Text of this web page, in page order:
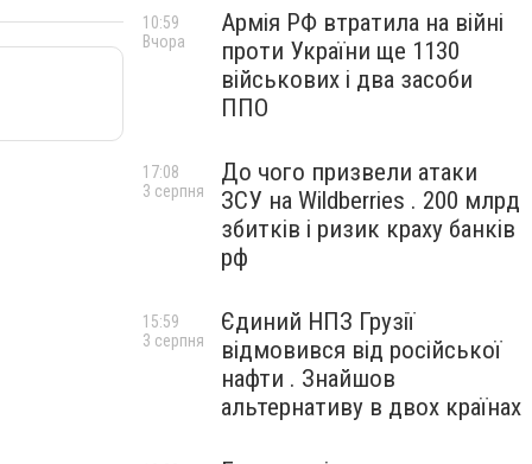
Армія РФ втратила на війні
проти України ще 1130
військових і два засоби
ППО
10:59
Вчора
До чого призвели атаки
ЗСУ на Wildberries . 200 млрд
збитків і ризик краху банків
рф
17:08
3 серпня
Єдиний НПЗ Грузії
відмовився від російської
нафти . Знайшов
альтернативу в двох країнах
15:59
3 серпня